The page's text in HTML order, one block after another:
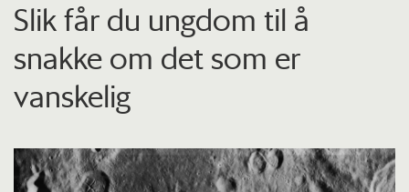
Slik får du ungdom til å
snakke om det som er
vanskelig